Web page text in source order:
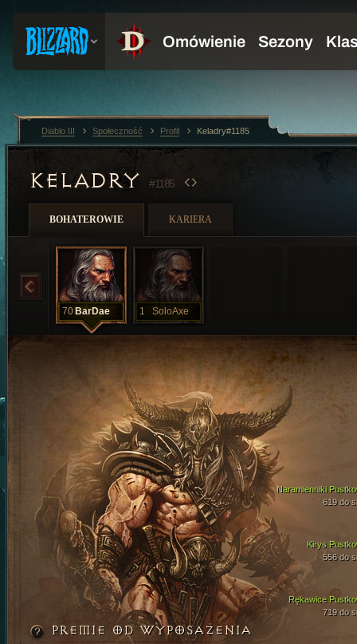
KELADRY #1185
BOHATEROWIE KARIERA
70 BarDae 1 SoloAxe
Kirys
556 do
Rękawice
719 do
Naramienniki
619 do
PREMIE OD WYPOSAŻENIA
Diablo III Społeczność Profil Keladry#1185